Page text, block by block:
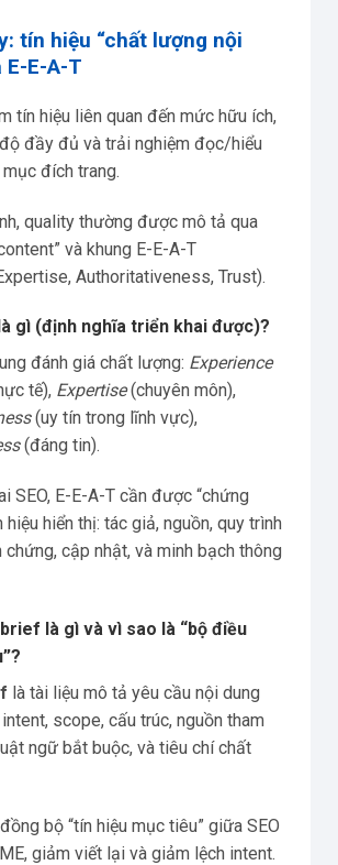
tín hiệu “chất lượng nội
E-E-A-T
tín hiệu liên quan đến mức hữu ích,
đầy đủ và trải nghiệm đọc/hiểu
đích trang.
quality thường được mô tả qua
và khung E-E-A-T
Authoritativeness, Trust).
gì (định nghĩa triển khai được)?
đánh giá chất lượng: Experience
tế), Expertise(chuyên môn),
(uy tín trong lĩnh vực),
(đáng tin).
SEO, E-E-A-T cần được “chứng
hiệu hiển thị: tác giả, nguồn, quy trình
chứng, cập nhật, và minh bạch thông
là gì và vì sao là “bộ điều
là tài liệu mô tả yêu cầu nội dung
scope, cấu trúc, nguồn tham
ngữ bắt buộc, và tiêu chí chất
bộ “tín hiệu mục tiêu” giữa SEO
giảm viết lại và giảm lệch intent.